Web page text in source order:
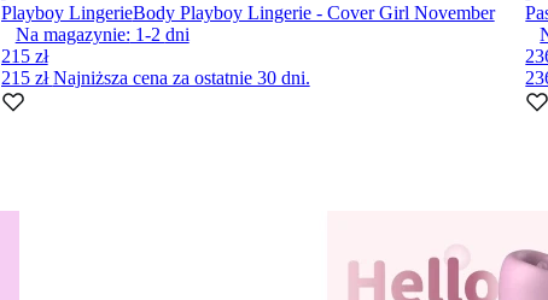
Playboy LingerieBody Playboy Lingerie - Cover Girl November
Na magazynie: 1-2 dni
215 zł
215 złNajniższa cena za ostatnie 30 dni.